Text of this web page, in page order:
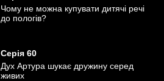
Чому не можна купувати дитячі речі
до пологів?
Серія 60
Дух Артура шукає дружину серед
живих